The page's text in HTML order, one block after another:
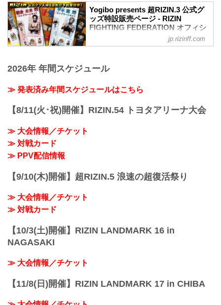
3ラウンド終了時点で決着がついていなけ
れば、3...
会場に来れない方、会場にも行くが実
況・解説ありで試合を見たい方は、お好
きな配信サービスでYogibo presents 超
RIZIN.3を全試合リアルタイムで視聴しよ
う！
配信日時 料金...
Yogibo presents 超RIZIN.3 公式グ
ッズ特設販売ページ - RIZIN
FIGHTING FEDERATION オフィシ
予約を受付中！
朝倉未来/平本蓮の応援グッズコンプリー
トセットをはじめ、フェイスオフTシャツ
や対戦カードTシャツ、MMAグローブキ
ーホルダーなど新アイテムが続々登場！
jp.rizinff.com
2026年 年間スケジュール
≫ 発表済み年間スケジュールはこちら
【8/11(火･祝)開催】RIZIN.54 トヨタアリーナ大会
≫ 大会情報／チケット
≫ 対戦カード
≫ PPV配信情報
【9/10(木)開催】超RIZIN.5 浪速の超復活祭り
≫ 大会情報／チケット
≫ 対戦カード
【10/3(土)開催】RIZIN LANDMARK 16 in
NAGASAKI
≫ 大会情報／チケット
【11/8(日)開催】RIZIN LANDMARK 17 in CHIBA